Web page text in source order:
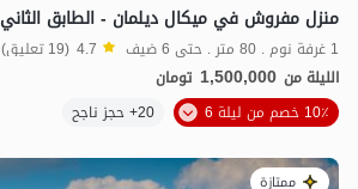
منزل مفروش في ميكال ديلمان - الطابق الثاني
1 غرفة نوم . 80 متر . حتى 6 ضيف 4.7 (19 تعليق)
الليلة من 1,500,000 تومان
10٪ خصم من ليلة 6
20+ حجز ناجح
ممتازة